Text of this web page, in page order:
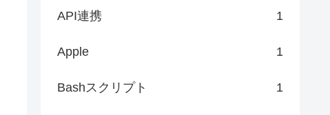
API連携 1
Apple 1
Bashスクリプト 1